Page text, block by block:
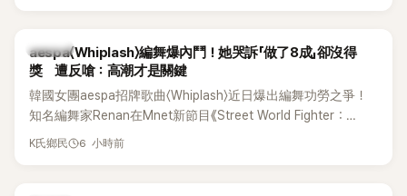
K-POP
aespa〈Whiplash〉編舞爆內鬥！她哭訴「做了8成」卻沒得
獎 遭反嗆：高潮才是關鍵
韓國女團aespa招牌歌曲〈Whiplash〉近日爆出編舞功勞之爭！
知名編舞家Renan在Mnet新節目《Street World Fighter：
Directors' War》預告中，公開談及自己在〈Whiplash〉編舞上的
K氏鄉民 6 小時前